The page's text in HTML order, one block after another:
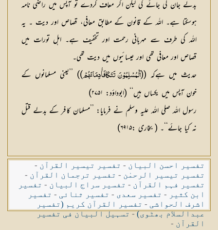
بدلے جان لی جائے گی لیکن اگر معاف کردے تو آپس میں راضی نامہ
ہوسکتا ہے۔ اللہ کے قانون کے مطابق معافی، قصاص اور دیت ۔ یہ
اللہ کی طرف سے مہربانی رحمت اور تخفیف ہے۔ اہل تورات میں
قصاص اور معافی تھی اور عیسائیوں میں دیت تھی۔
حدیث میں ہےكہ ((اَلْمُسْلِمُوْنَ تَتَکَافَأُدِمَائَہُمْ)) ’’یعنی مسلمانوں کے
خون آپس میں یکساں ہیں‘‘ (ابوداؤد: ۲۷۵۱)
رسول اللہ صلی اللہ علیہ وسلم نے فرمایا: ’’مسلمان کافر کے بدلے قتل
نہ کیا جائے‘‘۔ ( بخاری :۶۹۱۵)
تفسیر احسن البیان - تفسیر تیسیر القرآن -
تفسیر تیسیر الرحمٰن - تفسیر ترجمان القرآن -
تفسیر فہم القرآن - تفسیر سراج البیان - تفسیر
ابن کثیر - تفسیر سعدی - تفسیر ثنائی - تفسیر
اشرف الحواشی - تفسیر القرآن کریم (تفسیر
عبدالسلام بھٹوی)-تسہیل البیان فی تفسیر
القرآن -